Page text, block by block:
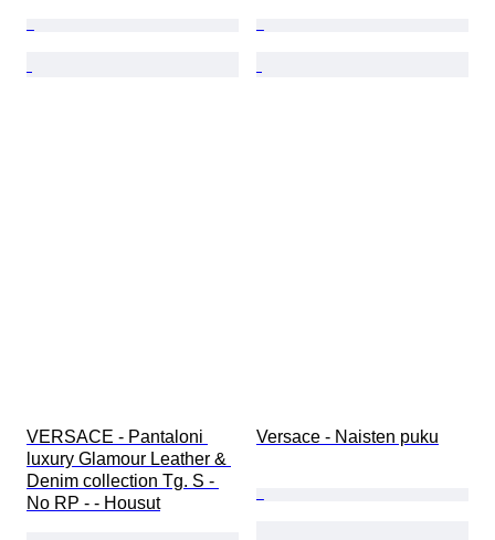
VERSACE - Pantaloni
luxury Glamour Leather &
Denim collection Tg. S -
No RP - - Housut
Versace - Naisten puku